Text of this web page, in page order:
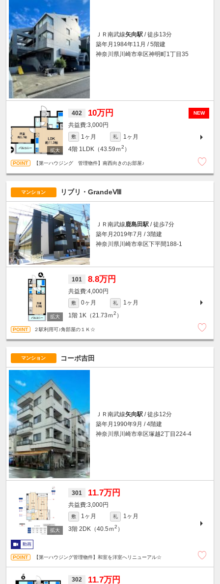
ＪＲ南武線矢向駅 / 徒歩13分
築年月1984年11月 / 5階建
神奈川県川崎市幸区神明町1丁目35
NEW
402 10万円
3,000円
敷 1ヶ月 礼
1ヶ月
4階 1LDK（43.59ｍ2 ）
【第一ハウジング 管理物件】南西向きのお部屋♪
マンション リブリ・GrandeⅧ
ＪＲ南武線鹿島田駅 / 徒歩7分
築年月2019年7月 / 3階建
神奈川県川崎市幸区下平間188-1
101 8.8万円
4,000円
敷 0ヶ月 礼
1ヶ月
1階 1K（21.73ｍ2 ）
２駅利用可♪角部屋の１Ｋ☆
マンション コーポ吉田
ＪＲ南武線矢向駅 / 徒歩12分
築年月1990年9月 / 4階建
神奈川県川崎市幸区塚越2丁目224-4
301 11.7万円
3,000円
敷 1ヶ月 礼
1ヶ月
3階 2DK（40.5ｍ2 ）
動画
【第一ハウジング管理物件】和室を洋室へリニューアル☆
302 11.7万円